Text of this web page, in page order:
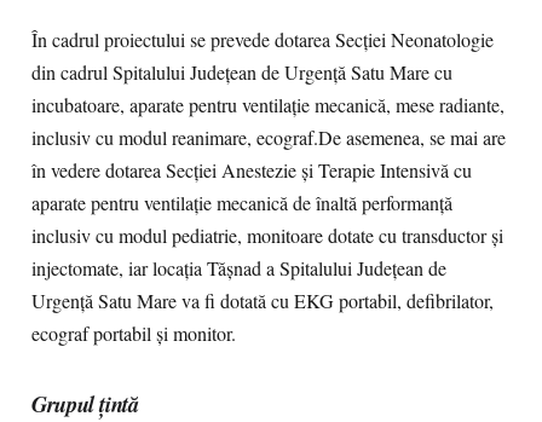
În cadrul proiectului se prevede dotarea Secției Neonatologie
din cadrul Spitalului Județean de Urgență Satu Mare cu
incubatoare, aparate pentru ventilație mecanică, mese radiante,
inclusiv cu modul reanimare, ecograf.De asemenea, se mai are
în vedere dotarea Secției Anestezie şi Terapie Intensivă cu
aparate pentru ventilație mecanică de înaltă performanță
inclusiv cu modul pediatrie, monitoare dotate cu transductor şi
injectomate, iar locația Tășnad a Spitalului Județean de
Urgență Satu Mare va fi dotată cu EKG portabil, defibrilator,
ecograf portabil şi monitor.
Grupul țintă